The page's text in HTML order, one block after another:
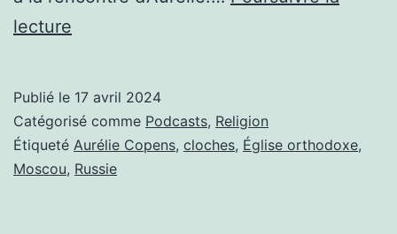
lecture
SONNE
LES
CLOCHES
Publié le 17 avril 2024
Catégorisé comme Podcasts, Religion
Étiqueté Aurélie Copens, cloches, Église orthodoxe,
Moscou, Russie